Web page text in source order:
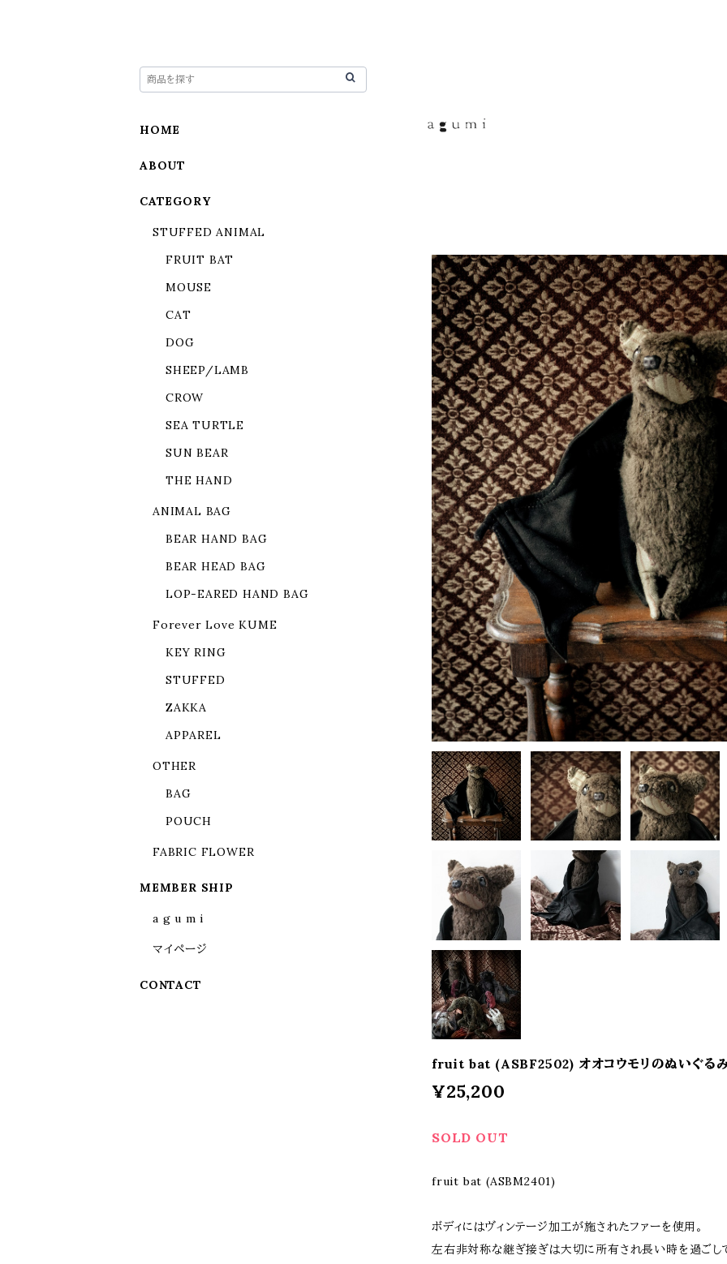
fruit bat (ASBF2502) オオコウモリのぬいぐる
¥25,200
SOLD OUT
fruit bat (ASBM2401)
ボディにはヴィンテージ加工が施されたファーを使用。
左右非対称な継ぎ接ぎは大切に所有され長い時を過ごし
HOME
ABOUT
CATEGORY
STUFFED ANIMAL
FRUIT BAT
MOUSE
CAT
DOG
SHEEP/LAMB
CROW
SEA TURTLE
SUN BEAR
THE HAND
ANIMAL BAG
BEAR HAND BAG
BEAR HEAD BAG
LOP-EARED HAND BAG
Forever Love KUME
KEY RING
STUFFED
ZAKKA
APPAREL
OTHER
BAG
POUCH
FABRIC FLOWER
MEMBER SHIP
a g u m i
マイページ
CONTACT